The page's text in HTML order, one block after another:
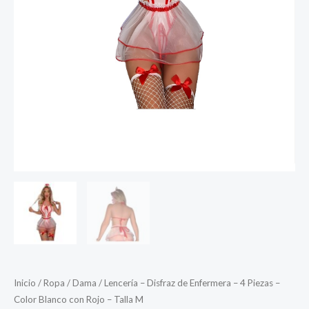
Inicio /Ropa /Dama / Lencería – Disfraz de Enfermera – 4 Piezas –
Color Blanco con Rojo – Talla M